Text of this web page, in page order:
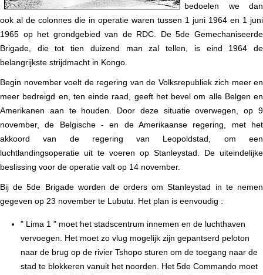
bedoelen we dan
ook al de colonnes die in operatie waren tussen 1 juni 1964 en 1 juni
1965 op het grondgebied van de RDC. De 5de Gemechaniseerde
Brigade, die tot tien duizend man zal tellen, is eind 1964 de
belangrijkste strijdmacht in Kongo.
Begin november voelt de regering van de Volksrepubliek zich meer en
meer bedreigd en, ten einde raad, geeft het bevel om alle Belgen en
Amerikanen aan te houden. Door deze situatie overwegen, op 9
november, de Belgische - en de Amerikaanse regering, met het
akkoord van de regering van Leopoldstad, om een
luchtlandingsoperatie uit te voeren op Stanleystad. De uiteindelijke
beslissing voor de operatie valt op 14 november.
Bij de 5de Brigade worden de orders om Stanleystad in te nemen
gegeven op 23 november te Lubutu. Het plan is eenvoudig :
" Lima 1 " moet het stadscentrum innemen en de luchthaven
vervoegen. Het moet zo vlug mogelijk zijn gepantserd peloton
naar de brug op de rivier Tshopo sturen om de toegang naar de
stad te blokkeren vanuit het noorden. Het 5de Commando moet